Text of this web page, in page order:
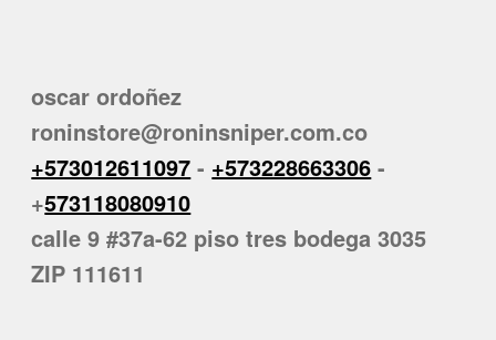
oscar ordoñez
roninstore@roninsniper.com.co
+573012611097 - +573228663306 -
+573118080910
calle 9 #37a-62 piso tres bodega 3035
ZIP 111611